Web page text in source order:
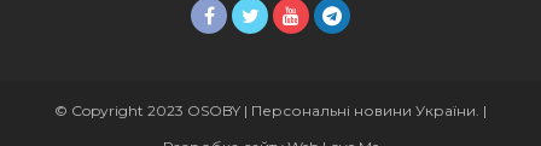
© Copyright 2023 OSOBY | Персональні новини України. |